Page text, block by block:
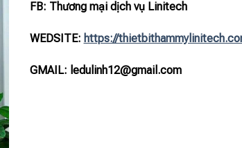
FB: Thương mại dịch vụ Linitech
WEDSITE: https://
GMAIL: ledulinh12@gmail.com